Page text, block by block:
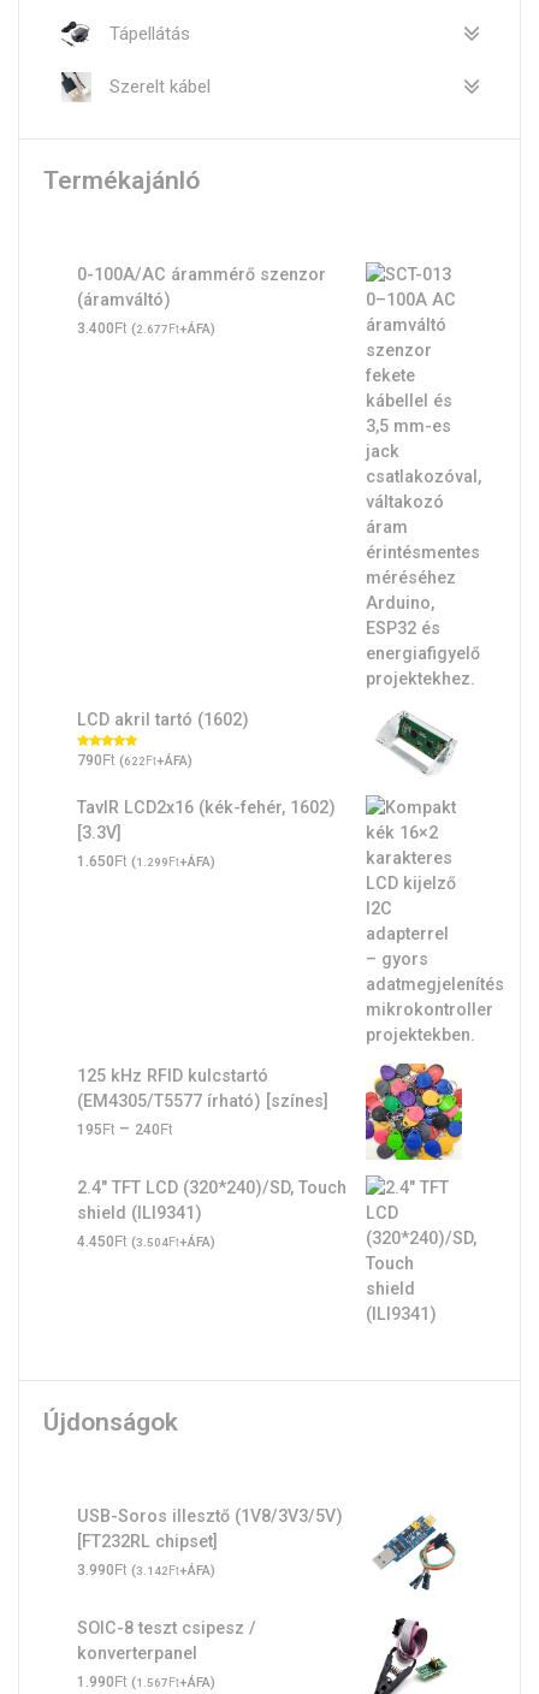
Tápellátás
Szerelt kábel
Termékajánló
0-100A/AC árammérő szenzor
(áramváltó)
3.400Ft (2.677Ft+ÁFA)
LCD akril tartó (1602)
Értékelés:
5.00/ 5
790Ft (622Ft+ÁFA)
TavIR LCD2x16 (kék-fehér, 1602)
[3.3V]
1.650Ft (1.299Ft+ÁFA)
125 kHz RFID kulcstartó
(EM4305/T5577 írható) [színes]
195Ft – 240FtÁrtartomány:
-
240Ft
2.4" TFT LCD (320*240)/SD, Touch
shield (ILI9341)
4.450Ft (3.504Ft+ÁFA)
Újdonságok
USB-Soros illesztő (1V8/3V3/5V)
[FT232RL chipset]
3.990Ft (3.142Ft+ÁFA)
SOIC-8 teszt csipesz /
konverterpanel
1.990Ft (1.567Ft+ÁFA)